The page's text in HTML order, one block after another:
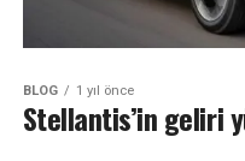
BLOG 1 yıl önce
Stellantis’in geliri